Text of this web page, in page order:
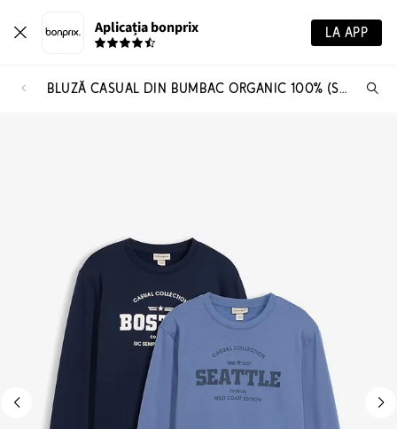
Aplicația bonprix LA APP
BLUZĂ CASUAL DIN BUMBAC ORGANIC 100% (SET/2 BUC.)